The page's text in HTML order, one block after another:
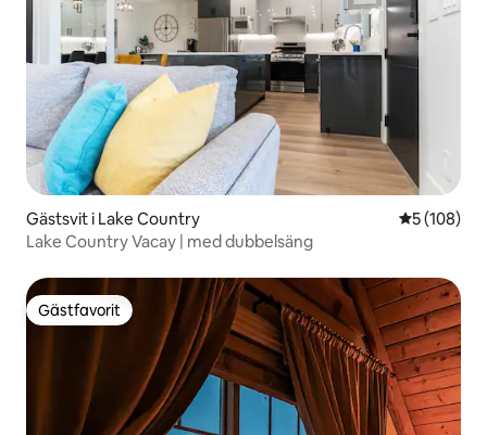
Gästsvit i Lake Country 5 av 5 i
5 (108)
Lake Country Vacay | med dubbelsäng
Gästfavorit
Gästfavorit